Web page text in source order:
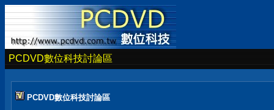
PCDVD數位科技討論區
PCDVD數位科技討論區